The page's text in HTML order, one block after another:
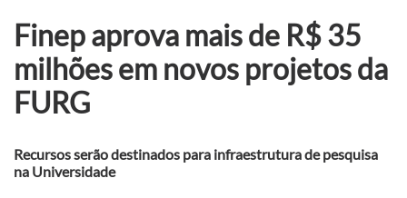
Finep aprova mais de R$ 35
milhões em novos projetos da
FURG
Recursos serão destinados para infraestrutura de pesquisa
na Universidade